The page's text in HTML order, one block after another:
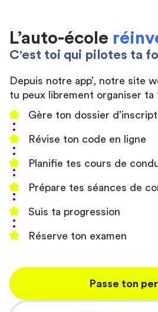
L’auto-école
C'est toi qui pilotes ta
Depuis notre app’, notre site
tu peux librement organiser ta
Gère ton dossier
Révise ton code en ligne
Planifie tes cours de
Prépare tes séances de
Suis ta progression
Réserve ton examen
Passe ton